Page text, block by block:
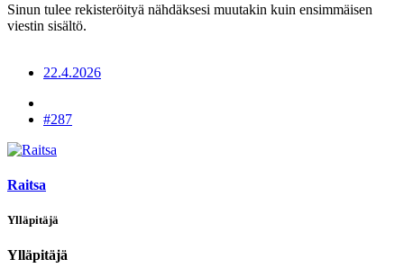
Sinun tulee rekisteröityä nähdäksesi muutakin kuin ensimmäisen
viestin sisältö.
22.4.2026
#287
Raitsa
Ylläpitäjä
Ylläpitäjä